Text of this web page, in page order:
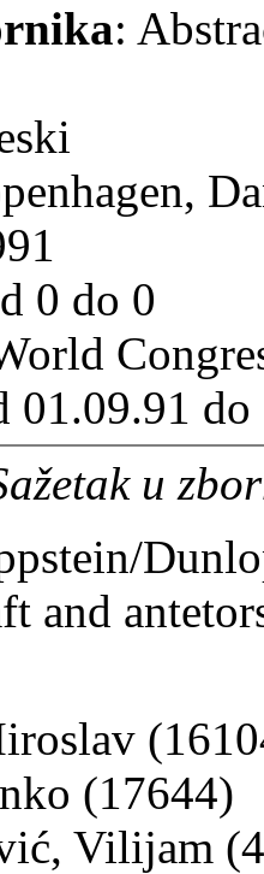
:
0 do 0
01.09.91
u
and
(17644)
Vilijam